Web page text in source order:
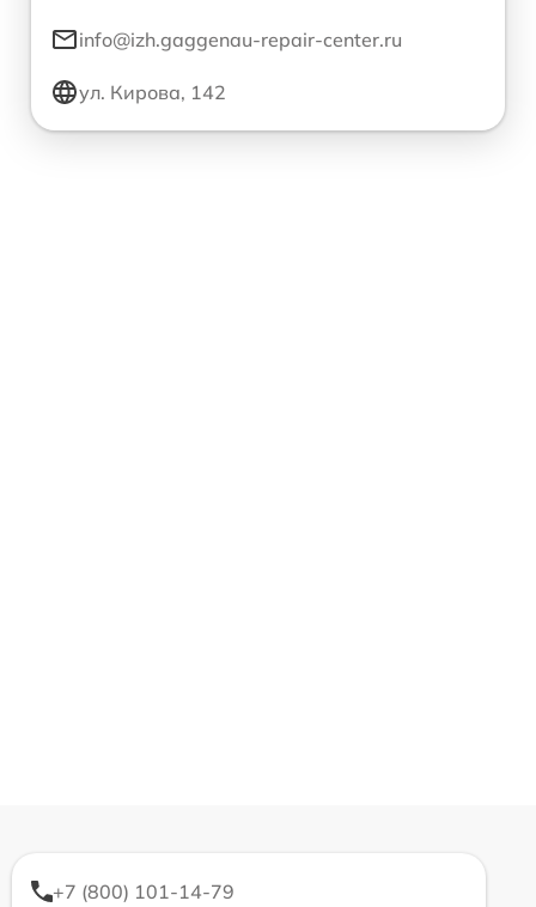
info@izh.gaggenau-repair-center.ru
ул. Кирова, 142
+7 (800) 101-14-79